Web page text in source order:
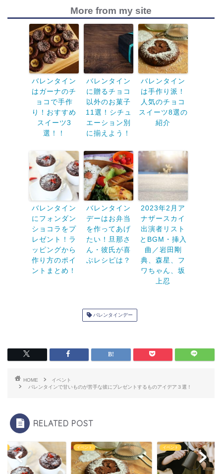
More from my site
バレンタイン
はガーナのチ
ョコで手作
り！おすすめ
スイーツ3
選！！
バレンタイン
に贈るチョコ
以外のお菓子
11選！シチュ
エーション別
に揃えよう！
バレンタイン
は手作り派！
人気のチョコ
スイーツ8選の
紹介
バレンタイン
にフォンダン
ショコラをプ
レゼント！ラ
ッピングから
作り方のポイ
ントまとめ！
バレンタイン
デーはお弁当
を作ってあげ
たい！旦那さ
ん・彼氏が喜
ぶレシピは？
2023年2月ア
ナザースカイ
出演者リスト
とBGM・挿入
曲／岩田剛
典、森星、フ
ワちゃん、坂
上忍
バレンタインデー
HOME
イベント
バレンタインで甘いものが苦手な彼にプレゼントするものアイデア３選！
RELATED POST
イベント イベント